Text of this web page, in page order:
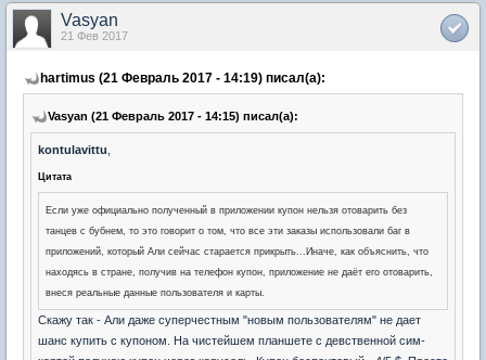
Vasyan
21 Фев 2017
hartimus (21 Февраль 2017 - 14:19) писал(а):
Vasyan (21 Февраль 2017 - 14:15) писал(а):
kontulavittu
Цитата
Если уже официально полученный в приложении купон нельзя отоварить без
танцев с бубнем, то это говорит о том, что все эти заказы использовали баг в
приложений, который Али сейчас старается прикрыть...Иначе, как объяснить, что
находясь в стране, получив на телефон купон, приложение не даёт его отоварить,
внеся реальные данные пользователя и карты.
Скажу так - Али даже суперчестным "новым пользователям" не дает
шанс купить с купоном. На чистейшем планшете с девственной сим-